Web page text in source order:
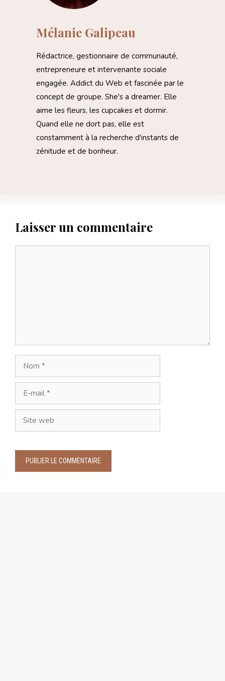
Mélanie Galipeau
Rédactrice, gestionnaire de communauté,
entrepreneure et intervenante sociale
engagée. Addict du Web et fascinée par le
concept de groupe. She's a dreamer. Elle
aime les fleurs, les cupcakes et dormir.
Quand elle ne dort pas, elle est
constamment à la recherche d'instants de
zénitude et de bonheur.
Laisser un commentaire
Nom
mail
Site
web